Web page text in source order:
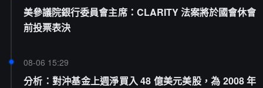
美參議院銀行委員會主席：CLARITY 法案將於國會休會
前投票表決
08-06 15:29
分析：對沖基金上週淨買入 48 億美元美股，為 2008 年